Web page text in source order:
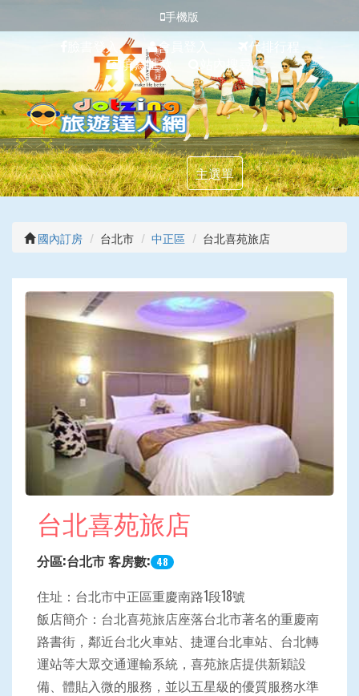
手機版
臉書登入 會員登入
代排行程
填寫匯款
主選單
國內訂房 台北市 中正區 台北喜苑旅店
台北喜苑旅店
分區:台北市 客房數: 48
住址：台北市中正區重慶南路1段18號
飯店簡介：台北喜苑旅店座落台北市著名的重慶南
路書街，鄰近台北火車站、捷運台北車站、台北轉
運站等大眾交通運輸系統，喜苑旅店提供新穎設
備、體貼入微的服務，並以五星級的優質服務水準